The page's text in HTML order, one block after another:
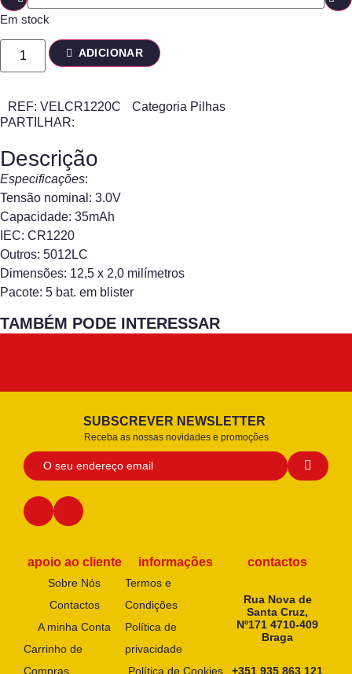
Em stock
ADICIONAR
REF: VELCR1220C Categoria Pilhas
PARTILHAR:
Descrição
Especificações:
Tensão nominal: 3.0V
Capacidade: 35mAh
IEC: CR1220
Outros: 5012LC
Dimensões: 12,5 x 2,0 milímetros
Pacote: 5 bat. em blister
TAMBÉM PODE INTERESSAR
SUBSCREVER NEWSLETTER
Receba as nossas novidades e promoções
apoio ao cliente
Sobre Nós
Contactos
A minha Conta
Carrinho de
Compras
informações
Termos e
Condições
Política de
privacidade
Política de Cookies
contactos
Rua Nova de
Santa Cruz,
Nº171 4710-409
Braga
+351 935 863 121